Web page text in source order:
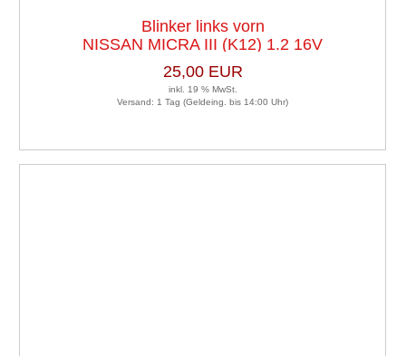
Blinker links vorn
NISSAN MICRA III (K12) 1.2 16V
25,00 EUR
inkl. 19 % MwSt.
Versand: 1 Tag (Geldeing. bis 14:00 Uhr)